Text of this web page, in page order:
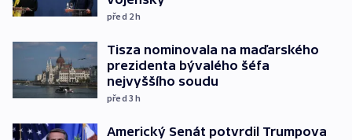
před 2h
Tisza nominovala na maďarského
prezidenta bývalého šéfa
nejvyššího soudu
před 3h
Americký Senát potvrdil Trumpova